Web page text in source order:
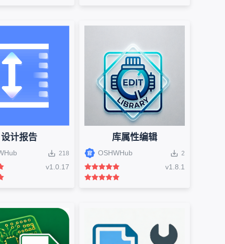
设计报告
218
v1.0.17
库属性编辑
OSHWHub 2
v1.8.1